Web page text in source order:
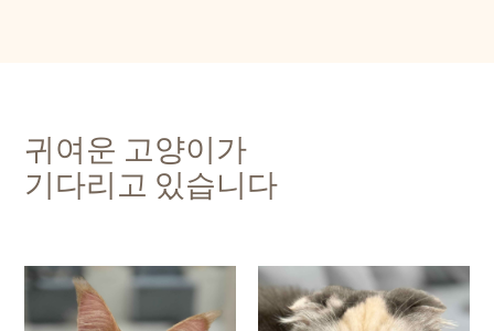
귀여운 고양이가
기다리고 있습니다